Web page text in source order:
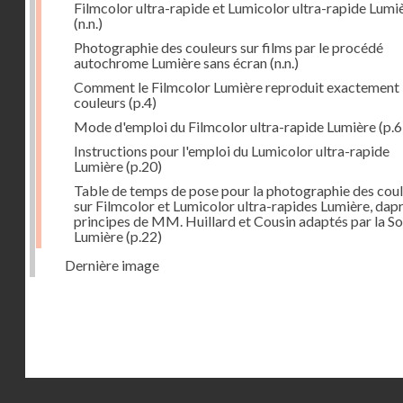
Filmcolor ultra-rapide et Lumicolor ultra-rapide
(n.n.)
Photographie des couleurs sur films par le procédé
autochrome Lumière sans écran(n.n.)
Comment le Filmcolor Lumière reproduit exactement
couleurs (p.4)
Mode d'emploi du Filmcolor ultra-rapide Lumière
Instructions pour l'emploi du Lumicolor ultra-rapide
Lumière(p.20)
Table de temps de pose pour la photographie des
sur Filmcolor et Lumicolor ultra-rapides Lumière,
principes de MM. Huillard et Cousin adaptés par la
Lumière(p.22)
Dernière image